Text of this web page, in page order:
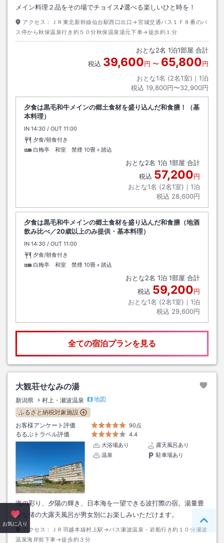
メイン料理２品をその場でチョイス♪選べる楽しいひと時を！
アクセス：
ＪＲ東北新幹線仙台駅西口出口→宮城交通バス１Ｆ８番のバ
ス停から秋保温泉行き約５０分秋保温泉湯元下車→徒歩約１分
おとな2名 1泊1部屋 合計
税込 39,600円 〜 65,800円
おとな1名 (2名1室)｜ 1泊
税込 19,800円〜32,900円
夕食は黒毛和牛メインの郷土食材を盛り込んだ和食膳！（基
本料理）
IN チェックイン
14:30 / OUT チェックアウト
11:00
夕食/朝食付き
白梅亭 和室 禁煙 10畳＋踏込
おとな2名 1泊 1部屋 合計
税込 57,200円
おとな1名 (2名1室)｜ 1泊
税込 28,600円
夕食は黒毛和牛メインの郷土食材を盛り込んだ和食膳（地酒
飲み比べ／20歳以上のみ提供・基本料理）
IN チェックイン
14:30 / OUT チェックアウト
11:00
夕食/朝食付き
白梅亭 和室 禁煙 10畳＋踏込
おとな2名 1泊 1部屋 合計
税込 59,200円
おとな1名 (2名1室)｜ 1泊
税込 29,600円
全ての宿泊プランを見る
大観荘せなみの湯
新潟県 村上・瀬波温泉
地図
ふるさと納税対象施設
お客様アンケート評価
90点
るるぶトラベル評価
4.4
大浴場あり
露天風呂あり
温泉
駐車場あり
海の彩り、夕陽の輝き、日本海を一望できる波打際の宿。湯量豊
富な渚の大露天風呂が男女別にお楽しみいただけます。
アクセス：
ＪＲ羽越本線村上駅→バス瀬波温泉・岩船行き約１０分瀬波
温泉海岸前下車→徒歩約３分
お気に入り ペー